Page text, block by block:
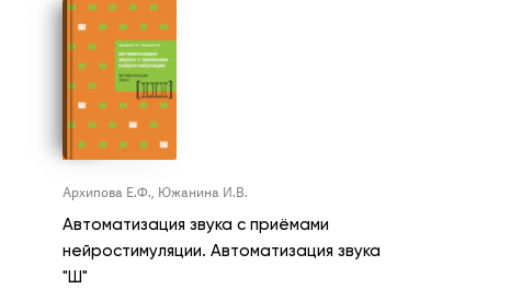
Архипова Е.Ф., Южанина И.В.
Автоматизация звука с приёмами
нейростимуляции. Автоматизация звука
"Ш"